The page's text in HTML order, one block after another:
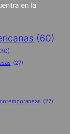
en la
(60)
(27)
(27)